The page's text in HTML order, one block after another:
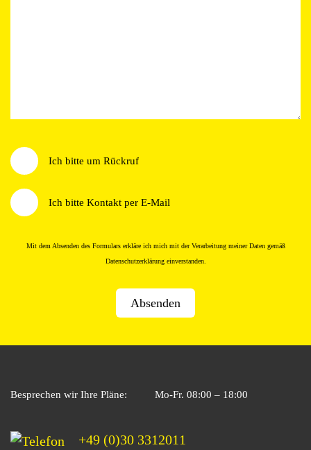
Ich bitte um Rückruf
Ich bitte Kontakt per E-Mail
Mit dem Absenden des Formulars erkläre ich mich mit der Verarbeitung meiner Daten gemäß
Datenschutzerklärungeinverstanden.
Besprechen wir Ihre Pläne: Mo-Fr. 08:00 – 18:00
+49 (0)30 3312011